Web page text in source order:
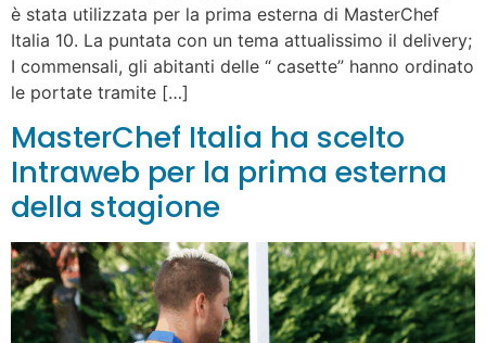
è stata utilizzata per la prima esterna di MasterChef
Italia 10. La puntata con un tema attualissimo il delivery;
I commensali, gli abitanti delle “ casette” hanno ordinato
le portate tramite […]
MasterChef Italia ha scelto
Intraweb per la prima esterna
della stagione